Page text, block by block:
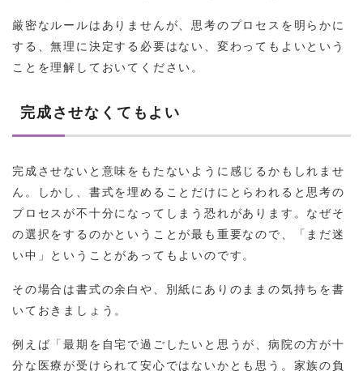
厳密なルールはありませんが、思考のプロセスを明らかに
する、無理に決定する必要はない、変わってもよいという
ことを理解しておいてください。
完成させなくてもよい
完成させないと意味をもたないように感じるかもしれませ
ん。しかし、書式を埋めることだけにとらわれると思考の
プロセスが不十分になってしまう恐れがあります。なぜそ
の選択をするのかということが最も重要なので、「まだ迷
い中」ということがあってもよいのです。
その場合は書式の余白や、別紙にありのままの気持ちを書
いておきましょう。
例えば「最期を自宅で過ごしたいと思うが、病院の方が十
分な医療が受けられて安心ではないかとも思う。家族の負